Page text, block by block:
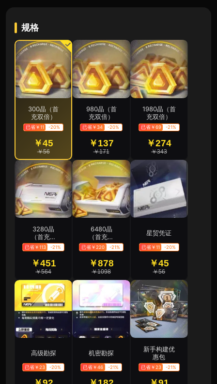
规格
300晶（首
充双倍）
已省￥11 -20%
￥45
￥56
980晶（首
充双倍）
已省￥34 -20%
￥137
￥171
1980晶（首
充双倍）
已省￥69 -21%
￥274
￥343
3280晶
（首充双
倍）
已省￥113 -21%
￥451
￥564
6480晶
（首充双
倍）
已省￥220 -21%
￥878
￥1098
星贸凭证
已省￥11 -20%
￥45
￥56
高级勘探
已省￥23 -20%
机密勘探
已省￥46 -21%
新手构建优
惠包
已省￥23 -21%